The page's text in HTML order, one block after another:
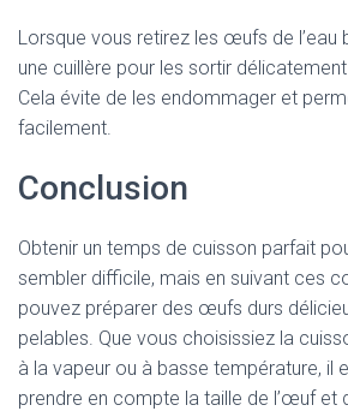
Lorsque vous retirez les œufs de l’eau
une cuillère pour les sortir
Cela évite de les endommager et
facilement.
Conclusion
Obtenir un temps de cuisson parfait
sembler difficile, mais en suivant ces
pouvez préparer des œufs durs
pelables. Que vous choisissiez la
à la vapeur ou à basse température, il
prendre en compte la taille de l’œuf et